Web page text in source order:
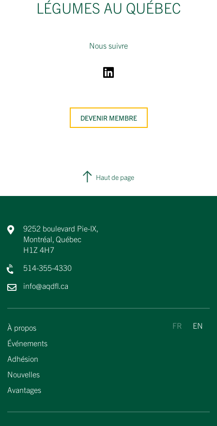
LÉGUMES AU QUÉBEC
Nous suivre
DEVENIR MEMBRE
Haut de page
9252 boulevard Pie-IX,
Montréal, Québec
H1Z 4H7
514-355-4330
info@aqdfl.ca
À propos
Événements
Adhésion
Nouvelles
Avantages